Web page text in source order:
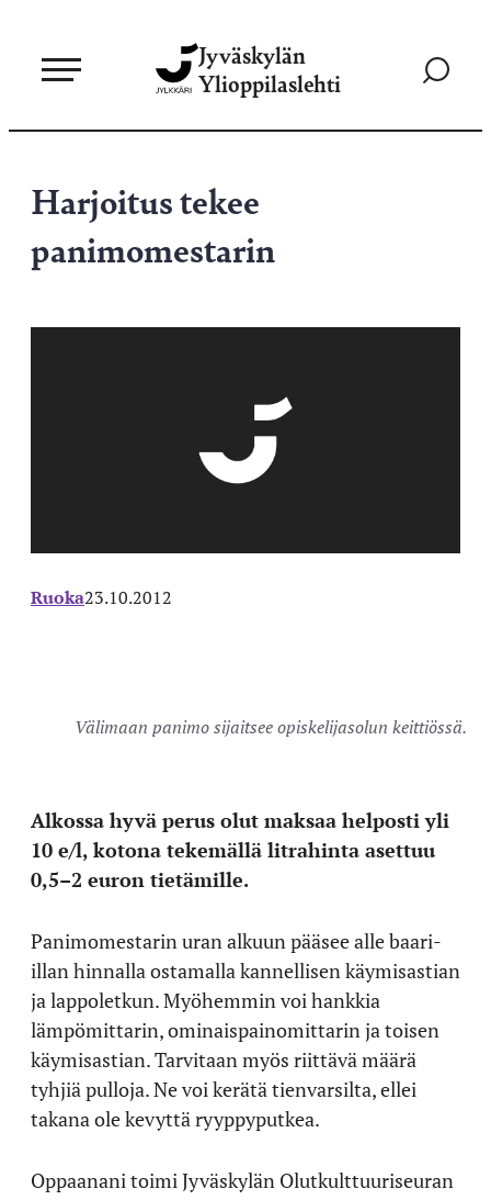
sisältöön
Jyväskylän
Ylioppilaslehti
Siirry
Harjoitus tekee
panimomestarin
Ruoka23.10.2012
Välimaan panimo sijaitsee opiskelijasolun keittiössä.
Alkossa hyvä perus olut maksaa helposti yli
10 e/l, kotona tekemällä litrahinta asettuu
0,5–2 euron tietämille.
Panimomestarin uran alkuun pääsee alle baari-
illan hinnalla ostamalla kannellisen käymisastian
ja lappoletkun. Myöhemmin voi hankkia
lämpömittarin, ominaispainomittarin ja toisen
käymisastian. Tarvitaan myös riittävä määrä
tyhjiä pulloja. Ne voi kerätä tienvarsilta, ellei
takana ole kevyttä ryyppyputkea.
Oppaanani toimi Jyväskylän Olutkulttuuriseuran